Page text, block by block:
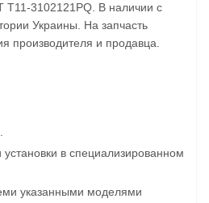
T11-3102121PQ. В наличии с
Украины. На запчасть
производителя и продавца.
в специализированном
указанными моделями